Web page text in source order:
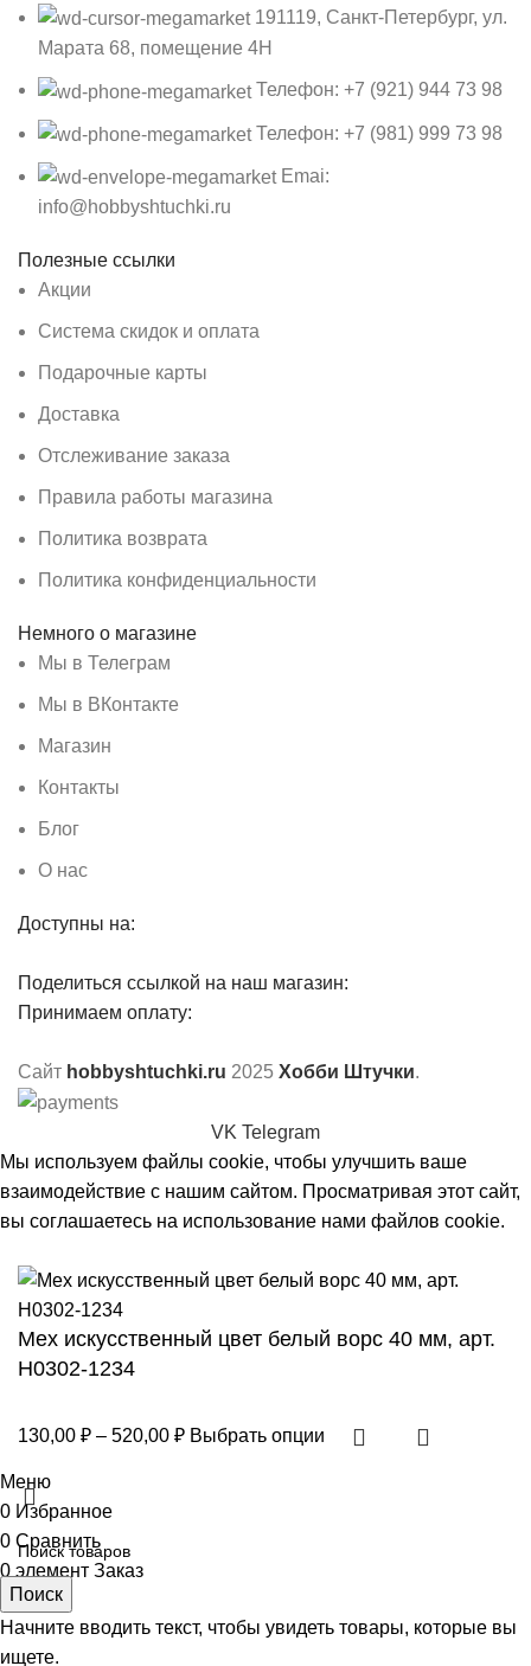
191119, Санкт-Петербург, ул.
Марата 68, помещение 4Н
Телефон: +7 (921) 944 73 98
Телефон: +7 (981) 999 73 98
Emai:
info@hobbyshtuchki.ru
Полезные ссылки
Акции
Система скидок и оплата
Подарочные карты
Доставка
Отслеживание заказа
Правила работы магазина
Политика возврата
Политика конфиденциальности
Немного о магазине
Мы в Телеграм
Мы в ВКонтакте
Магазин
Контакты
Блог
О нас
Доступны на:
Поделиться ссылкой на наш магазин:
Принимаем оплату:
Сайт hobbyshtuchki.ru 2025 Хобби Штучки.
VK Telegram
Мы используем файлы cookie, чтобы улучшить ваше
взаимодействие с нашим сайтом. Просматривая этот сайт,
вы соглашаетесь на использование нами файлов cookie.
Мех искусственный цвет белый ворс 40 мм, арт.
Н0302-1234
130,00 ₽ – 520,00 ₽ Выбрать опции
Поиск
Начните вводить текст, чтобы увидеть товары, которые вы
ищете.
Меню
0 Избранное
0 Сравнить
0 элемент Заказ